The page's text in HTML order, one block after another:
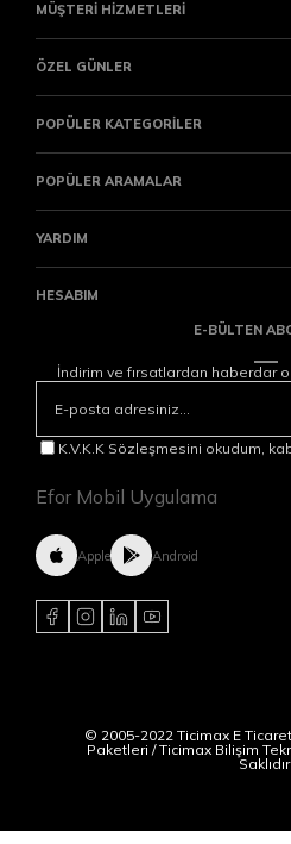
MÜŞTERİ HİZMETLERİ
ÖZEL GÜNLER
POPÜLER KATEGORİLER
POPÜLER ARAMALAR
YARDIM
HESABIM
E-BÜLTEN
İndirim ve fırsatlardan haberdar
K.V.K.K Sözleşmesini okudum,
Efor Mobil Uygulama
Apple Android
© 2005-2022 Ticimax E Ticaret
Paketleri / Ticimax Bilişim
Saklıdır.